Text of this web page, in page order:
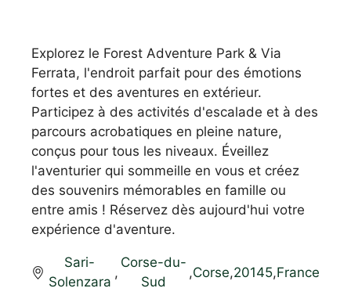
Explorez le Forest Adventure Park & Via
Ferrata, l'endroit parfait pour des émotions
fortes et des aventures en extérieur.
Participez à des activités d'escalade et à des
parcours acrobatiques en pleine nature,
conçus pour tous les niveaux. Éveillez
l'aventurier qui sommeille en vous et créez
des souvenirs mémorables en famille ou
entre amis ! Réservez dès aujourd'hui votre
expérience d'aventure.
Sari-
Solenzara
,
Corse-du-
Sud
,Corse,20145,France